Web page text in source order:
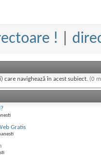
!
navighează în acest subiect. (0
Gratis